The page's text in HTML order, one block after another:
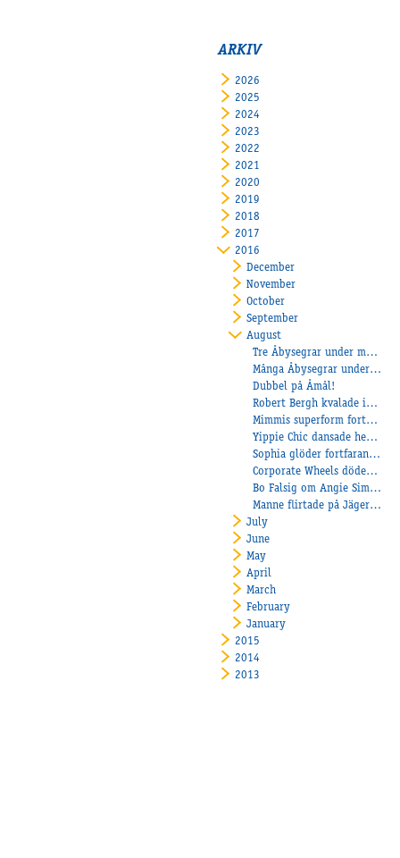
ARKIV
2026
2025
2024
2023
2022
2021
2020
2019
2018
2017
2016
December
November
October
September
August
Tre Åbysegrar under måndagen
Många Åbysegrar under helgen!
Dubbel på Åmål!
Robert Bergh kvalade in 3 hästar när det uttagningslopp till Svenskt Travderby och Stoderbyt!
Mimmis superform fortsätter!
Yippie Chic dansade hem diamanter!
Sophia glöder fortfarande!
Corporate Wheels dödensvann debuten!
Bo Falsig om Angie Simoni som ska starta i Danska Stoderbyt
Manne flirtade på Jägersro!
July
June
May
April
March
February
January
2015
2014
2013